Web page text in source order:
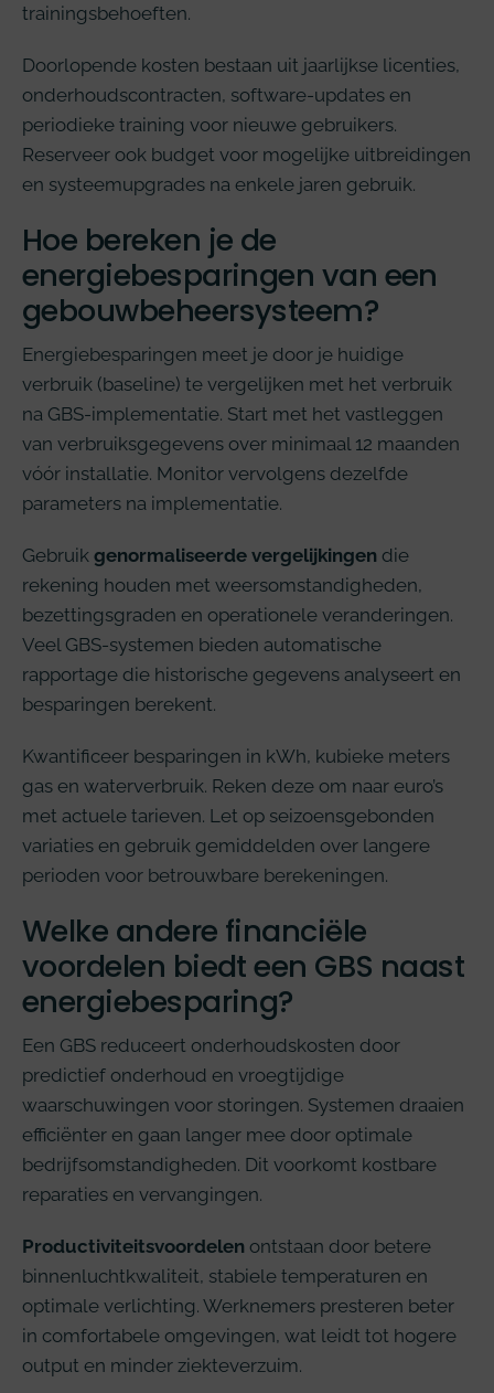
trainingsbehoeften.
Doorlopende kosten bestaan uit jaarlijkse licenties,
onderhoudscontracten, software-updates en
periodieke training voor nieuwe gebruikers.
Reserveer ook budget voor mogelijke uitbreidingen
en systeemupgrades na enkele jaren gebruik.
Hoe bereken je de
energiebesparingen van een
gebouwbeheersysteem?
Energiebesparingen meet je door je huidige
verbruik (baseline) te vergelijken met het verbruik
na GBS-implementatie. Start met het vastleggen
van verbruiksgegevens over minimaal 12 maanden
vóór installatie. Monitor vervolgens dezelfde
parameters na implementatie.
Gebruik genormaliseerde vergelijkingen die
rekening houden met weersomstandigheden,
bezettingsgraden en operationele veranderingen.
Veel GBS-systemen bieden automatische
rapportage die historische gegevens analyseert en
besparingen berekent.
Kwantificeer besparingen in kWh, kubieke meters
gas en waterverbruik. Reken deze om naar euro’s
met actuele tarieven. Let op seizoensgebonden
variaties en gebruik gemiddelden over langere
perioden voor betrouwbare berekeningen.
Welke andere financiële
voordelen biedt een GBS naast
energiebesparing?
Een GBS reduceert onderhoudskosten door
predictief onderhoud en vroegtijdige
waarschuwingen voor storingen. Systemen draaien
efficiënter en gaan langer mee door optimale
bedrijfsomstandigheden. Dit voorkomt kostbare
reparaties en vervangingen.
Productiviteitsvoordelen ontstaan door betere
binnenluchtkwaliteit, stabiele temperaturen en
optimale verlichting. Werknemers presteren beter
in comfortabele omgevingen, wat leidt tot hogere
output en minder ziekteverzuim.